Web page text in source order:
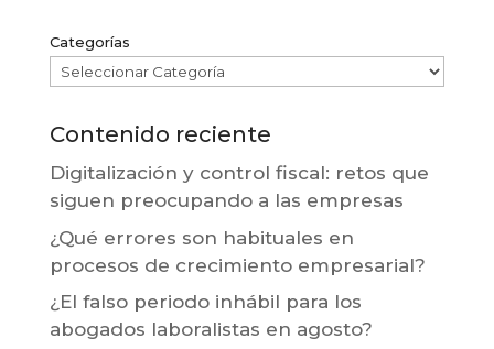
Categorías
Contenido reciente
Digitalización y control fiscal: retos que
siguen preocupando a las empresas
¿Qué errores son habituales en
procesos de crecimiento empresarial?
¿El falso periodo inhábil para los
abogados laboralistas en agosto?